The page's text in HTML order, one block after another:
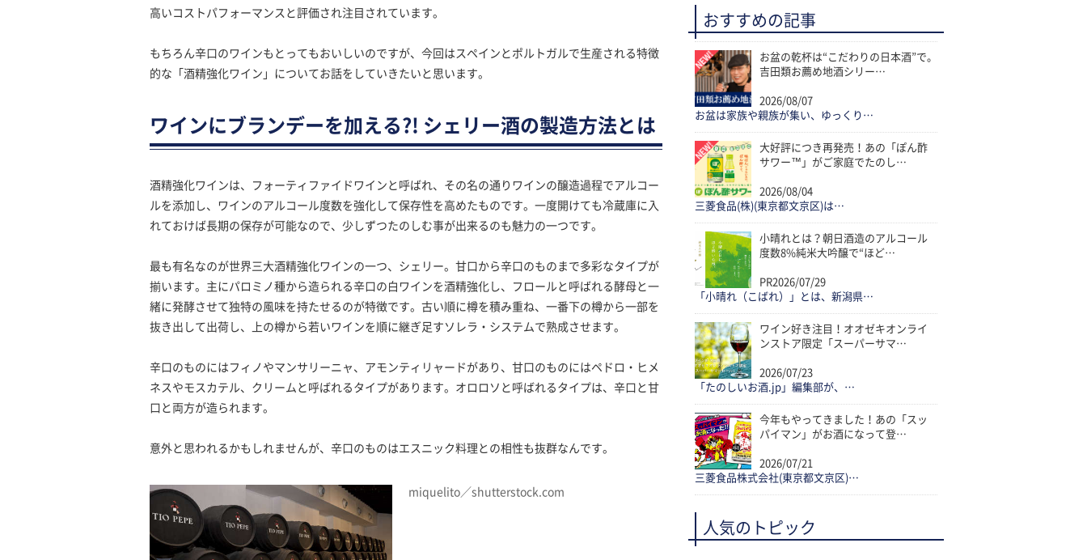
高いコストパフォーマンスと評価され注目されています。
もちろん辛口のワインもとってもおいしいのですが、今回はスペインとポルトガルで生産される特徴
的な「酒精強化ワイン」についてお話をしていきたいと思います。
ワインにブランデーを加える?! シェリー酒の製造方法とは
酒精強化ワインは、フォーティファイドワインと呼ばれ、その名の通りワインの醸造過程でアルコー
ルを添加し、ワインのアルコール度数を強化して保存性を高めたものです。一度開けても冷蔵庫に入
れておけば長期の保存が可能なので、少しずつたのしむ事が出来るのも魅力の一つです。
最も有名なのが世界三大酒精強化ワインの一つ、シェリー。甘口から辛口のものまで多彩なタイプが
揃います。主にパロミノ種から造られる辛口の白ワインを酒精強化し、フロールと呼ばれる酵母と一
緒に発酵させて独特の風味を持たせるのが特徴です。古い順に樽を積み重ね、一番下の樽から一部を
抜き出して出荷し、上の樽から若いワインを順に継ぎ足すソレラ・システムで熟成させます。
辛口のものにはフィノやマンサリーニャ、アモンティリャードがあり、甘口のものにはペドロ・ヒメ
ネスやモスカテル、クリームと呼ばれるタイプがあります。オロロソと呼ばれるタイプは、辛口と甘
口と両方が造られます。
意外と思われるかもしれませんが、辛口のものはエスニック料理との相性も抜群なんです。
miquelito／shutterstock.com
おすすめの記事
お盆の乾杯は“こだわりの日本酒”で。
吉田類お薦め地酒シリー…
2026/08/07
お盆は家族や親族が集い、ゆっくり…
大好評につき再発売！あの「ぽん酢
サワー™」がご家庭でたのし…
2026/08/04
三菱食品(株)(東京都文京区)は…
小晴れとは？朝日酒造のアルコール
度数8%純米大吟醸で“ほど…
PR2026/07/29
「小晴れ（こばれ）」とは、新潟県…
ワイン好き注目！オオゼキオンライ
ンストア限定「スーパーサマ…
2026/07/23
「たのしいお酒.jp」編集部が、…
今年もやってきました！あの「スッ
パイマン」がお酒になって登…
2026/07/21
三菱食品株式会社(東京都文京区)…
人気のトピック